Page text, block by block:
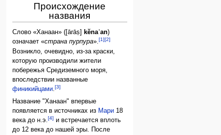
Происхождение
названия
Слово «Ханаан» ([ārāṣ] kĕnaʿan)
означает «страна пурпура».[1][2]
Возникло, очевидно, из-за краски,
которую производили жители
побережья Средиземного моря,
впоследствии названные
финикийцами.[3]
Название "Ханаан" впервые
появляется в источниках из Мари 18
века до н.э.[4] и встречается вплоть
до 12 века до нашей эры. После